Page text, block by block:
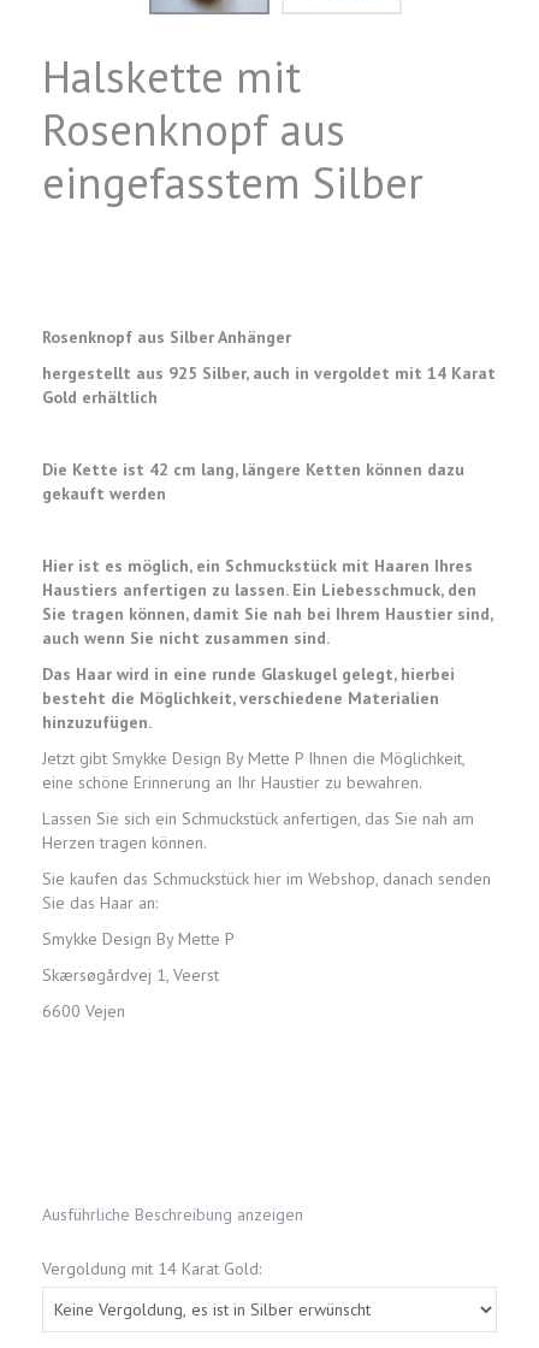
Halskette mit
Rosenknopf aus
eingefasstem Silber
Rosenknopf aus Silber Anhänger
hergestellt aus 925 Silber, auch in vergoldet mit 14 Karat
Gold erhältlich
Die Kette ist 42 cm lang, längere Ketten können dazu
gekauft werden
Hier ist es möglich, ein Schmuckstück mit Haaren Ihres
Haustiers anfertigen zu lassen. Ein Liebesschmuck, den
Sie tragen können, damit Sie nah bei Ihrem Haustier sind,
auch wenn Sie nicht zusammen sind.
Das Haar wird in eine runde Glaskugel gelegt, hierbei
besteht die Möglichkeit, verschiedene Materialien
hinzuzufügen.
Jetzt gibt Smykke Design By Mette P Ihnen die Möglichkeit,
eine schöne Erinnerung an Ihr Haustier zu bewahren.
Lassen Sie sich ein Schmuckstück anfertigen, das Sie nah am
Herzen tragen können.
Sie kaufen das Schmuckstück hier im Webshop, danach senden
Sie das Haar an:
Smykke Design By Mette P
Skærsøgårdvej 1, Veerst
6600 Vejen
Ausführliche Beschreibung anzeigen
Vergoldung mit 14 Karat Gold: